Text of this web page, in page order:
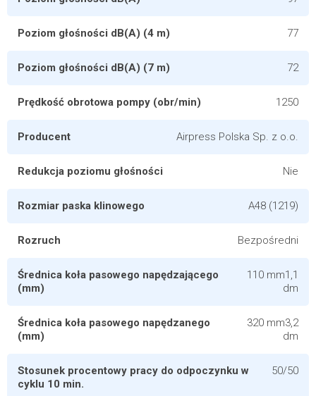
Poziom głośności dB(A) (4 m) 77
Poziom głośności dB(A) (7 m) 72
Prędkość obrotowa pompy (obr/min) 1250
Producent Airpress Polska Sp. z o.o.
Redukcja poziomu głośności Nie
Rozmiar paska klinowego A48 (1219)
Rozruch Bezpośredni
Średnica koła pasowego napędzającego
(mm)
110 mm1,1
dm
Średnica koła pasowego napędzanego
(mm)
320 mm3,2
dm
Stosunek procentowy pracy do odpoczynku w
cyklu 10 min.
50/50